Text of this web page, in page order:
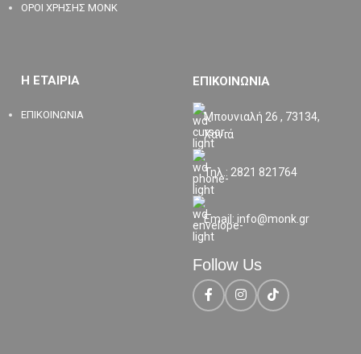
ΟΡΟΙ ΧΡΗΣΗΣ MONK
Η ΕΤΑΙΡΙΑ
ΕΠΙΚΟΙΝΩΝΙΑ
ΕΠΙΚΟΙΝΩΝΙΑ
Μπουνιαλή 26 , 73134,
Χανιά
Τηλ.: 2821 821764
Email: info@monk.gr
Follow Us